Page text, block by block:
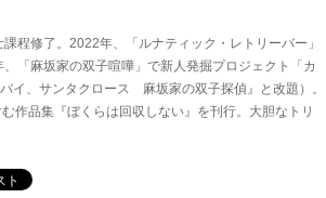
程修了。2022年、「ルナティック・レトリーバー」
「麻坂家の双子喧嘩」で新人発掘プロジェクト「カ
イ、サンタクロース 麻坂家の双子探偵』と改題）。
作品集『ぼくらは回収しない』を刊行。大胆なトリ